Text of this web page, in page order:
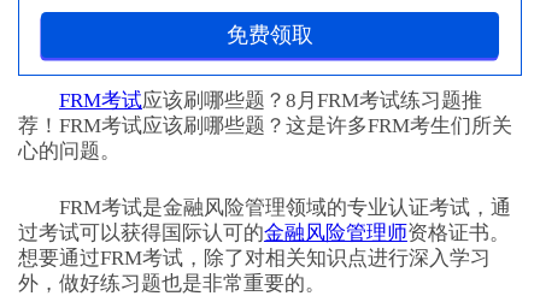
免费领取
FRM考试应该刷哪些题？8月FRM考试练习题推
荐！FRM考试应该刷哪些题？这是许多FRM考生们所关
心的问题。
FRM考试是金融风险管理领域的专业认证考试，通
过考试可以获得国际认可的金融风险管理师资格证书。
想要通过FRM考试，除了对相关知识点进行深入学习
外，做好练习题也是非常重要的。